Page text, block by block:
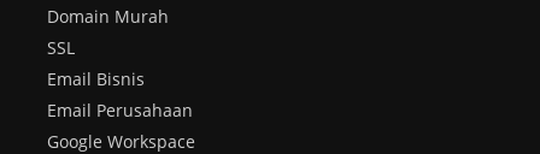
Domain Murah
SSL
Email Bisnis
Email Perusahaan
Google Workspace